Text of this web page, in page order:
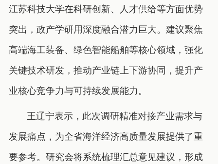
江苏科技大学在科研创新、人才供给等方面优势
突出，政产学研用深度融合潜力巨大。建议聚焦
高端海工装备、绿色智能船舶等核心领域，强化
关键技术研发，推动产业链上下游协同，提升产
业核心竞争力与可持续发展能力。
王辽宁表示，此次调研精准对接产业需求与
发展痛点，为全省海洋经济高质量发展提供了重
要参考。研究会将系统梳理汇总意见建议，形成